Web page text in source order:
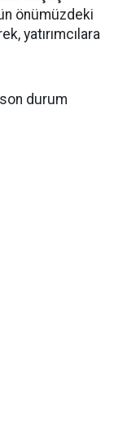
önümüzdeki
yatırımcılara
durum